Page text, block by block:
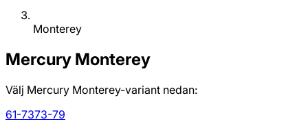
Monterey
Mercury Monterey
Välj Mercury Monterey-variant nedan:
61-7373-79